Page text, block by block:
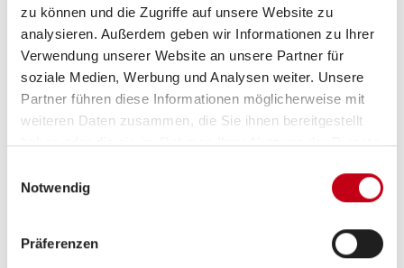
zu können und die Zugriffe auf unsere Website zu
analysieren. Außerdem geben wir Informationen zu Ihrer
Verwendung unserer Website an unsere Partner für
soziale Medien, Werbung und Analysen weiter. Unsere
Partner führen diese Informationen möglicherweise mit
weiteren Daten zusammen, die Sie ihnen bereitgestellt
haben oder die sie im Rahmen Ihrer Nutzung der Dienste
Notwendig
Präferenzen